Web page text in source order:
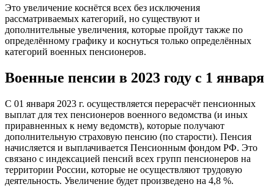
Это увеличение коснётся всех без исключения
рассматриваемых категорий, но существуют и
дополнительные увеличения, которые пройдут также по
определённому графику и коснуться только определённых
категорий военных пенсионеров.
Военные пенсии в 2023 году с 1 января
С 01 января 2023 г. осуществляется перерасчёт пенсионных
выплат для тех пенсионеров военного ведомства (и иных
приравненных к нему ведомств), которые получают
дополнительную страховую пенсию (по старости). Пенсия
начисляется и выплачивается Пенсионным фондом РФ. Это
связано с индексацией пенсий всех групп пенсионеров на
территории России, которые не осуществляют трудовую
деятельность. Увеличение будет произведено на 4,8 %.